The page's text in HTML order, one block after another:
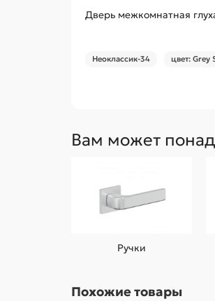
Дверь межкомнатная
Неоклассик-34 цвет: Grey
Вам может
Ручки
Похожие товары